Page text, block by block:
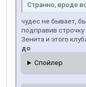
Странно, вроде
чудес не бывает,
подправив
Зенита и этого
до
Спойлер